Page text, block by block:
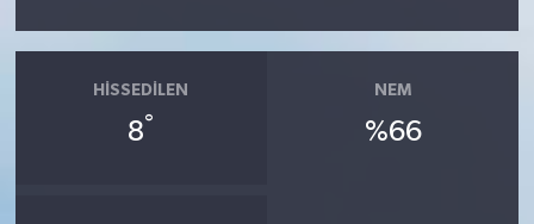
HISSEDILEN
8°
NEM
%66